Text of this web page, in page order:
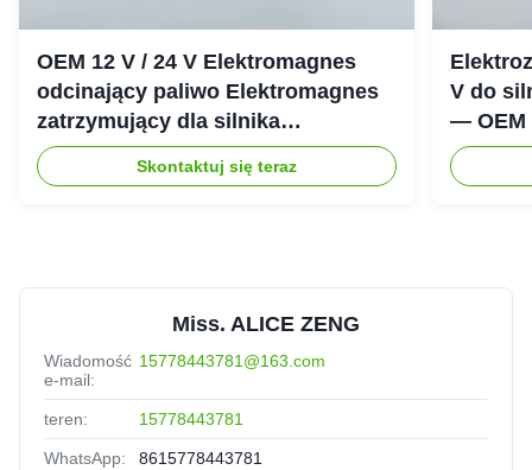
OEM 12 V / 24 V Elektromagnes
odcinający paliwo Elektromagnes
zatrzymujący dla silnika
wysokoprężnego Cummins 6CT
Skontaktuj się teraz
V do
— OEM
Miss. ALICE ZENG
Wiadomość
e-mail:
15778443781@163.com
teren: 15778443781
WhatsApp: 8615778443781